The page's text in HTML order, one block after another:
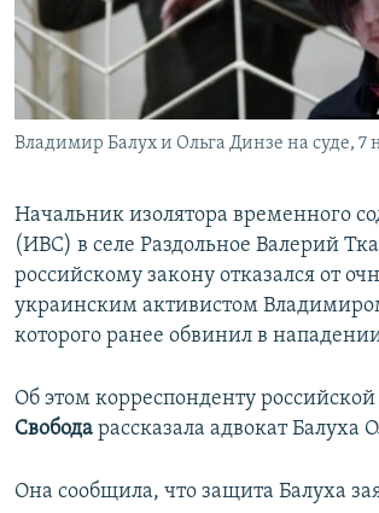
ПОБЕДИТЕЛЕЙ НЕ СУДЯТ?
КРЫМ.НЕПОКОРЕННЫЙ
ELIFBE
УКРАИНСКАЯ ПРОБЛЕМА КРЫМА
ПРИСОЕДИНЯЙТЕСЬ!
Владимир Балух и Ольга Динзе на суде, 7
Начальник изолятора временного
(ИВС) в селе Раздольное Валерий
российскому закону отказался от
украинским активистом
которого ранее обвинил в
Об этом корреспонденту
Свобода рассказала адвокат Балуха
Она сообщила, что защита Балуха